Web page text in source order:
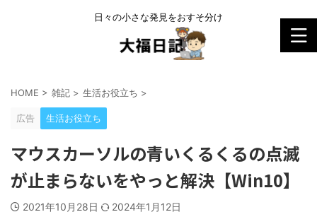
日々の小さな発見をおすそ分け
HOME > 雑記 > 生活お役立ち >
広告 生活お役立ち
マウスカーソルの青いくるくるの点滅
が止まらないをやっと解決【Win10】
2021年10月28日 2024年1月12日